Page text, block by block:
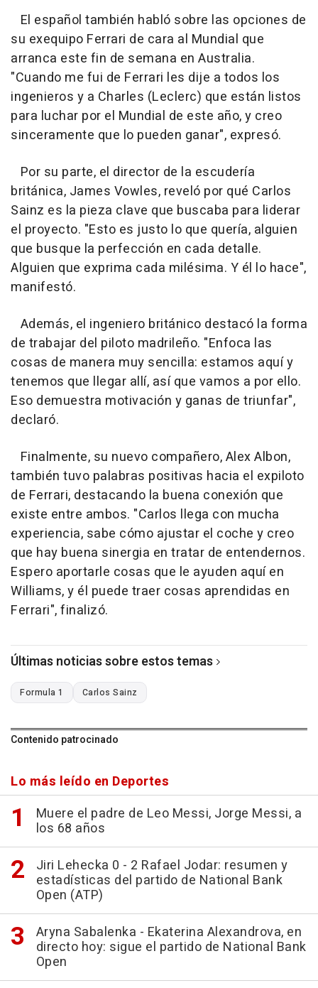
El español también habló sobre las opciones de
su exequipo Ferrari de cara al Mundial que
arranca este fin de semana en Australia.
"Cuando me fui de Ferrari les dije a todos los
ingenieros y a Charles (Leclerc) que están listos
para luchar por el Mundial de este año, y creo
sinceramente que lo pueden ganar", expresó.
Por su parte, el director de la escudería
británica, James Vowles, reveló por qué Carlos
Sainz es la pieza clave que buscaba para liderar
el proyecto. "Esto es justo lo que quería, alguien
que busque la perfección en cada detalle.
Alguien que exprima cada milésima. Y él lo hace",
manifestó.
Además, el ingeniero británico destacó la forma
de trabajar del piloto madrileño. "Enfoca las
cosas de manera muy sencilla: estamos aquí y
tenemos que llegar allí, así que vamos a por ello.
Eso demuestra motivación y ganas de triunfar",
declaró.
Finalmente, su nuevo compañero, Alex Albon,
también tuvo palabras positivas hacia el expiloto
de Ferrari, destacando la buena conexión que
existe entre ambos. "Carlos llega con mucha
experiencia, sabe cómo ajustar el coche y creo
que hay buena sinergia en tratar de entendernos.
Espero aportarle cosas que le ayuden aquí en
Williams, y él puede traer cosas aprendidas en
Ferrari", finalizó.
Últimas noticias sobre estos temas
Formula 1 Carlos Sainz
Contenido patrocinado
Lo más leído en Deportes
Muere el padre de Leo Messi, Jorge Messi, a
los 68 años
Jiri Lehecka 0 - 2 Rafael Jodar: resumen y
estadísticas del partido de National Bank
Open (ATP)
Aryna Sabalenka - Ekaterina Alexandrova, en
directo hoy: sigue el partido de National Bank
Open